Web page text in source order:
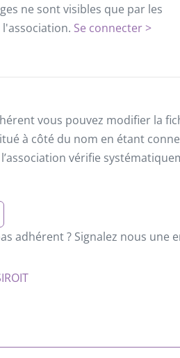
ne sont visibles que par les
Se connecter >
vous pouvez modifier la
à côté du nom en étant
vérifie
adhérent ? Signalez nous